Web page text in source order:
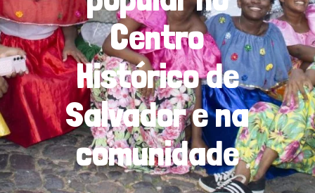
Centro
Histórico de
Salvador e na
comunidade